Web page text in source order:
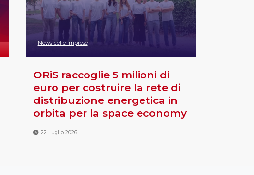
News delle imprese
ORiS raccoglie 5 milioni di
euro per costruire la rete di
distribuzione energetica in
orbita per la space economy
22 Luglio 2026